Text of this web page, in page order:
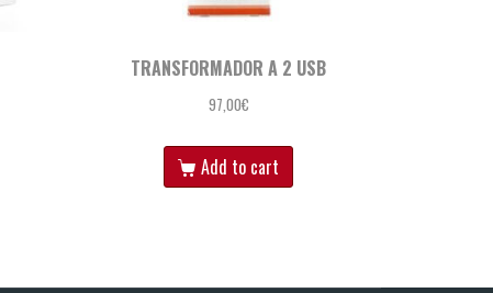
TRANSFORMADOR A 2 USB
97,00€
Add to cart